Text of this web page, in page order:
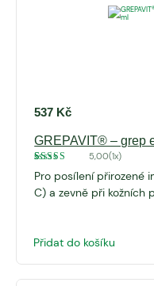
537 Kč
GREPAVIT® – grep
Hodnoceno
5z 5 na
základě
1
hodnocení
5,00(1x)
Pro posílení přirozené
C) a zevně při kožních
Přidat do košíku